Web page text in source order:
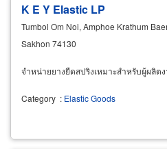
K E Y Elastic LP
Tumbol Om Noi, Amphoe Krathum
Sakhon 74130
จำหน่ายยางยืดสปริงเหมาะสำหรับผู้ผลิต
Category : Elastic Goods